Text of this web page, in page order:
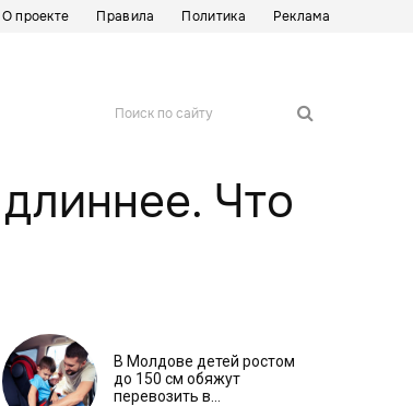
О проекте Правила Политика Реклама
Поиск по сайту
Что
В Молдове детей ростом
до 150 см обяжут
перевозить в